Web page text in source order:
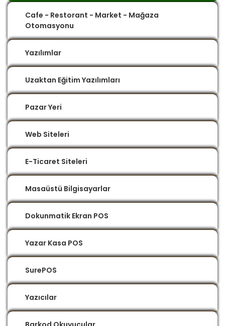
Cafe - Restorant - Market - Mağaza
Otomasyonu
Yazılımlar
Uzaktan Eğitim Yazılımları
Pazar Yeri
Web Siteleri
E-Ticaret Siteleri
Masaüstü Bilgisayarlar
Dokunmatik Ekran POS
Yazar Kasa POS
SurePOS
Yazıcılar